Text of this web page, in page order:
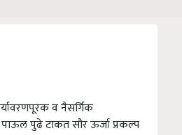
व नैसर्गिक
पुढे टाकत सौर ऊर्जा प्रकल्प